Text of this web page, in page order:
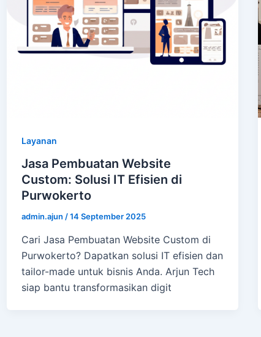
Layanan
Jasa Pembuatan Website
Custom: Solusi IT Efisien di
Purwokerto
admin.ajun /14 September 2025
Cari Jasa Pembuatan Website Custom di
Purwokerto? Dapatkan solusi IT efisien dan
tailor-made untuk bisnis Anda. Arjun Tech
siap bantu transformasikan digit